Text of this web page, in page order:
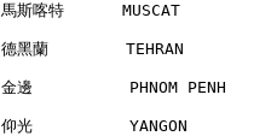
馬斯喀特      MUSCAT
德黑蘭        TEHRAN
金邊          PHNOM PENH
仰光          YANGON